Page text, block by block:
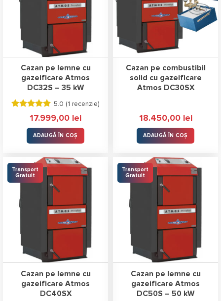
Cazan pe lemne cu
gazeificare Atmos
DC32S – 35 kW
Evaluat la
stele
din 5
5.0 (1 recenzie)
17.999,00 lei
ADAUGĂ ÎN COȘ
Cazan pe combustibil
solid cu gazeificare
Atmos DC30SX
18.450,00 lei
ADAUGĂ ÎN COȘ
Transport
Gratuit
Cazan pe lemne cu
gazeificare Atmos
DC40SX
Transport
Gratuit
Cazan pe lemne cu
gazeificare Atmos
DC50S – 50 kW